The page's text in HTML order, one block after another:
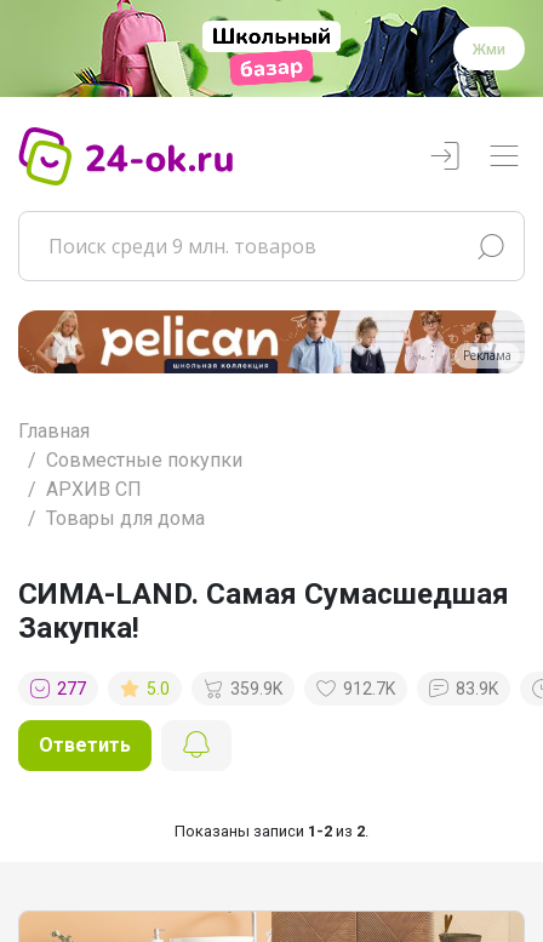
Жми
Реклама
Главная
Совместные покупки
АРХИВ СП
Товары для дома
СИМА-LAND. Самая Сумасшедшая
Закупка!
277 5.0 359.9K 912.7K 83.9K
Ответить
Показаны записи 1-2 из 2